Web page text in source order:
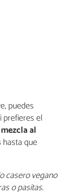
puedes
prefieres el
al
hasta que
casero vegano
o pasitas.